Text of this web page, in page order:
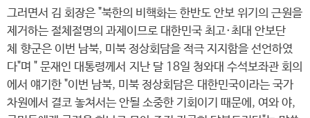
그러면서 김 회장은 "북한의 비핵화는 한반도 안보 위기의 근원을
제거하는 절체절명의 과제이므로 대한민국 최고·최대 안보단
체 향군은 이번 남북, 미북 정상회담을 적극 지지함을 선언하였
다"며 " 문재인 대통령께서 지난 달 18일 청와대 수석보좌관 회의
에서 얘기한 "이번 남북, 미북 정상회담은 대한민국이라는 국가
차원에서 결코 놓쳐서는 안될 소중한 기회이기 때문에, 여와 야,